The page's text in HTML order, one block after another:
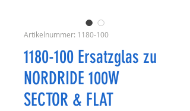
Artikelnummer: 1180-100
1180-100 Ersatzglas zu
NORDRIDE 100W
SECTOR & FLAT